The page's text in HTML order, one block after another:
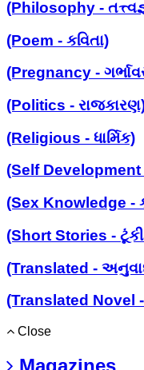
(Philosophy -
(Poem - કવિતા)
(Pregnancy -
(Politics -
(Religious - ધાર્મિક)
(Self Development
(Sex Knowledge -
(Short Stories - ટૂંકી
(Translated -
(Translated Novel
Close
Magazines